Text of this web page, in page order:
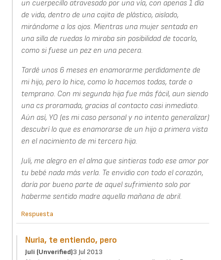
un cuerpecillo atravesado por una vía, con apenas 1 día
de vida, dentro de una cajita de plástico, aislado,
mirándome a los ojos. Mientras una mujer sentada en
una silla de ruedas lo miraba sin posibilidad de tocarlo,
como si fuese un pez en una pecera.
Tardé unos 6 meses en enamorarme perdidamente de
mi hijo, pero lo hice, como lo hacemos todas, tarde o
temprano. Con mi segunda hija fue más fácil, aun siendo
una cs proramada, gracias al contacto casi inmediato.
Aún así, YO (es mi caso personal y no intento generalizar)
descubrí lo que es enamorarse de un hijo a primera vista
en el nacimiento de mi tercera hija.
Juli, me alegro en el alma que sintieras todo ese amor por
tu bebé nada más verla. Te envidio con todo el corazón,
daría por bueno parte de aquel sufrimiento solo por
haberme sentido madre aquella mañana de abril.
Respuesta
Nuria, te entiendo, pero
Juli (unverified)3 Jul 2013